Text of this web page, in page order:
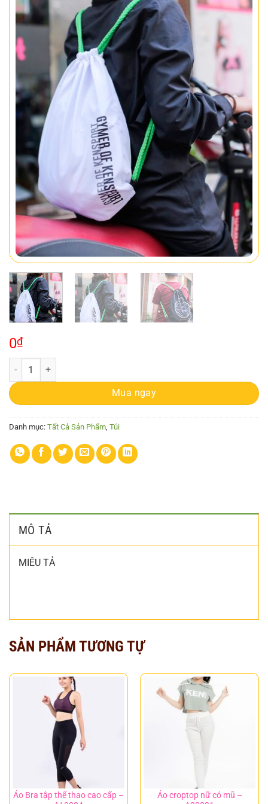
0₫
Balo dây rút số lượng
Mua ngay
Danh mục: Tất Cả Sản Phẩm, Túi
MÔ TẢ
MIÊU TẢ
SẢN PHẨM TƯƠNG TỰ
Áo Bra tập thể thao cao cấp –
Áo croptop nữ có mũ –